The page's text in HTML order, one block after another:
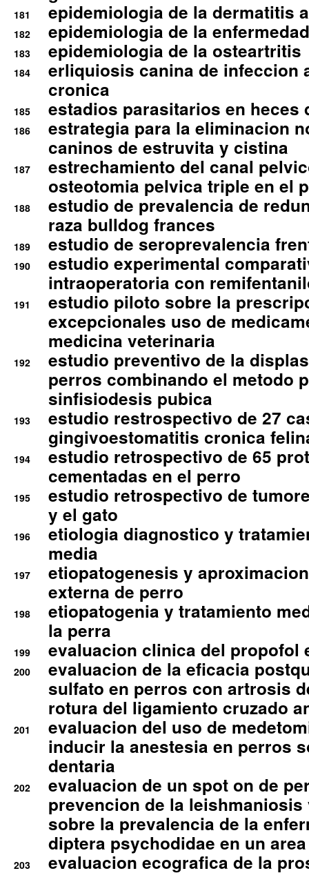
181 epidemiologia de la dermatitis
182 epidemiologia de la
183 epidemiologia de la osteartritis
184
erliquiosis canina de infeccion
cronica
185 estadios parasitarios en heces
186
estrategia para la eliminacion
caninos de estruvita y cistina
187
estrechamiento del canal
osteotomia pelvica triple en el
188
estudio de prevalencia de
raza bulldog frances
189 estudio de seroprevalencia
190
estudio experimental
intraoperatoria con
191
estudio piloto sobre la
excepcionales uso de
medicina veterinaria
192
estudio preventivo de la
perros combinando el metodo
sinfisiodesis pubica
193
estudio restrospectivo de 27
gingivoestomatitis cronica
194
estudio retrospectivo de 65
cementadas en el perro
195
estudio retrospectivo de
y el gato
196
etiologia diagnostico y
media
197
etiopatogenesis y
externa de perro
198
etiopatogenia y tratamiento
la perra
199 evaluacion clinica del propofol
200
evaluacion de la eficacia
sulfato en perros con artrosis
rotura del ligamiento cruzado
201
evaluacion del uso de
inducir la anestesia en perros
dentaria
202
evaluacion de un spot on de
prevencion de la
sobre la prevalencia de la
diptera psychodidae en un
203
evaluacion ecografica de la